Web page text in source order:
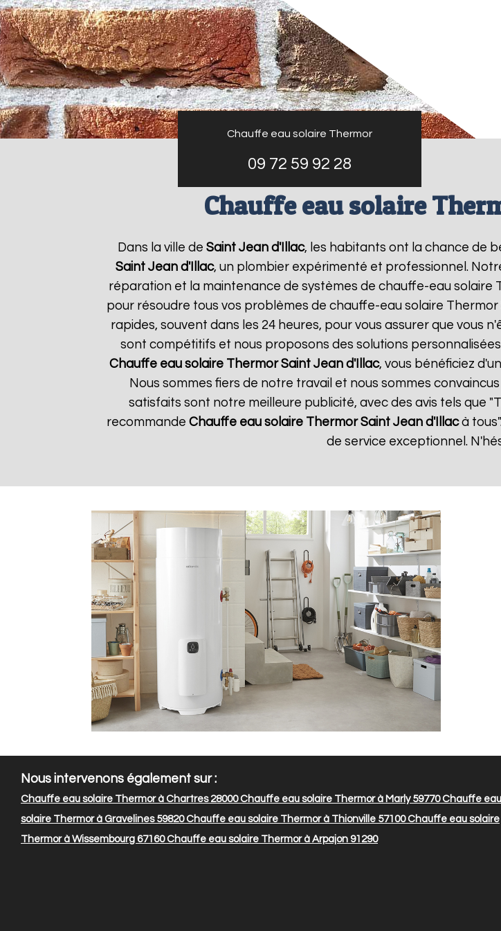
Chauffe eau solaire Thermor
09 72 59 92 28
Chauffe eau solaire
Dans la ville de Saint Jean d'Illac, les habitants ont la chance de
Saint Jean d'Illac, un plombier expérimenté et professionnel.
réparation et la maintenance de systèmes de chauffe-eau
pour résoudre tous vos problèmes de chauffe-eau solaire Thermor
rapides, souvent dans les 24 heures, pour vous assurer que vous
sont compétitifs et nous proposons des solutions
Chauffe eau solaire Thermor Saint Jean d'Illac, vous bénéficiez
Nous sommes fiers de notre travail et nous sommes
satisfaits sont notre meilleure publicité, avec des avis tels que
recommande Chauffe eau solaire Thermor Saint Jean d'Illacà
de service exceptionnel.
Nous intervenons également sur :
Chauffe eau solaire Thermor à Chartres 28000Chauffe eau solaire Thermor à Marly 59770Chauffe eau
solaire Thermor à Gravelines 59820Chauffe eau solaire Thermor à Thionville 57100Chauffe eau solaire
Thermor à Wissembourg 67160Chauffe eau solaire Thermor à Arpajon 91290